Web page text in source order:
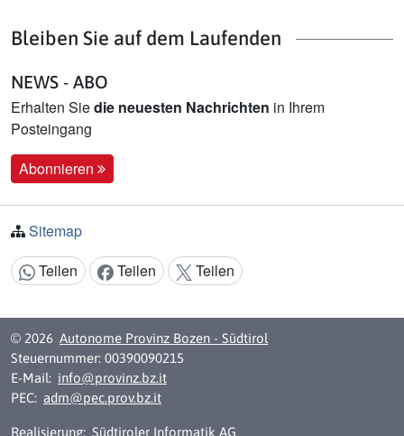
Bleiben Sie auf dem Laufenden
NEWS - ABO
Erhalten Siedie neuesten Nachrichten in Ihrem
Posteingang
Abonnieren
Sitemap
Inhalt teilen:
Teilen Teilen Teilen
© 2026 Autonome Provinz Bozen - Südtirol
Steuernummer: 00390090215
E-Mail: info@provinz.bz.it
PEC: adm@pec.prov.bz.it
Realisierung: Südtiroler Informatik AG